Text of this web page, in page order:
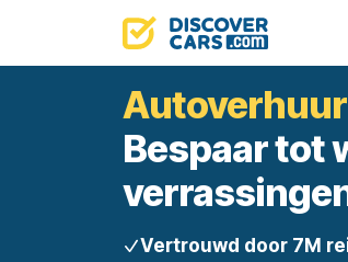
Bespaar tot
Vertrouwd door 7M